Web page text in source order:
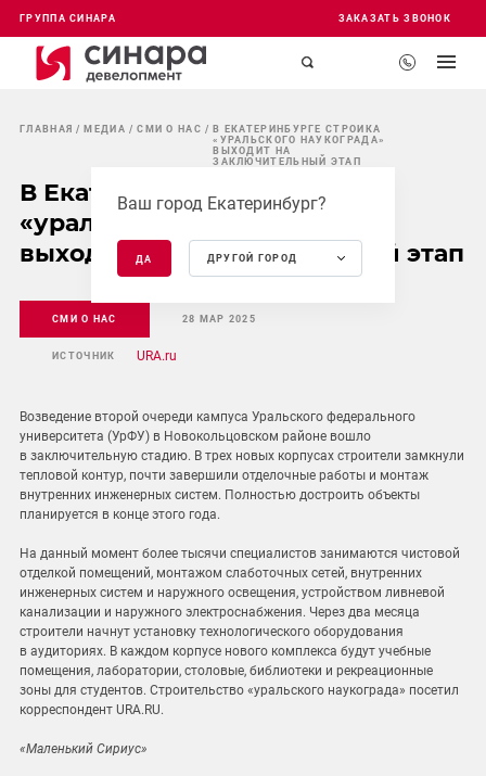
ГРУППА СИНАРА ЗАКАЗАТЬ ЗВОНОК
Ваш город Екатеринбург?
ДА ДРУГОЙ ГОРОД
ГЛАВНАЯ МЕДИА СМИ О НАС
В ЕКАТЕРИНБУРГЕ СТРОЙКА
«УРАЛЬСКОГО НАУКОГРАДА»
ВЫХОДИТ НА
ЗАКЛЮЧИТЕЛЬНЫЙ ЭТАП
В Екатеринбурге стройка
«уральского наукограда»
выходит на заключительный этап
СМИ О НАС 28 МАР 2025
ИСТОЧНИК URA.ru
Возведение второй очереди кампуса Уральского федерального
университета (УрФУ) в Новокольцовском районе вошло
в заключительную стадию. В трех новых корпусах строители замкнули
тепловой контур, почти завершили отделочные работы и монтаж
внутренних инженерных систем. Полностью достроить объекты
планируется в конце этого года.
На данный момент более тысячи специалистов занимаются чистовой
отделкой помещений, монтажом слаботочных сетей, внутренних
инженерных систем и наружного освещения, устройством ливневой
канализации и наружного электроснабжения. Через два месяца
строители начнут установку технологического оборудования
в аудиториях. В каждом корпусе нового комплекса будут учебные
помещения, лаборатории, столовые, библиотеки и рекреационные
зоны для студентов. Строительство «уральского наукограда» посетил
корреспондент URA.RU.
«Маленький Сириус»